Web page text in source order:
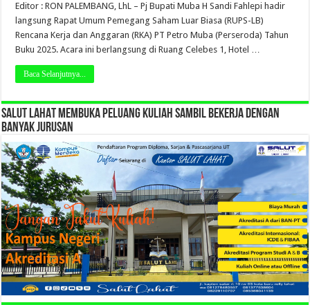
Editor : RON PALEMBANG, LhL – Pj Bupati Muba H Sandi Fahlepi hadir
langsung Rapat Umum Pemegang Saham Luar Biasa (RUPS-LB)
Rencana Kerja dan Anggaran (RKA) PT Petro Muba (Perseroda) Tahun
Buku 2025. Acara ini berlangsung di Ruang Celebes 1, Hotel …
Baca Selanjutnya...
SALUT LAHAT MEMBUKA PELUANG KULIAH SAMBIL BEKERJA DENGAN
BANYAK JURUSAN